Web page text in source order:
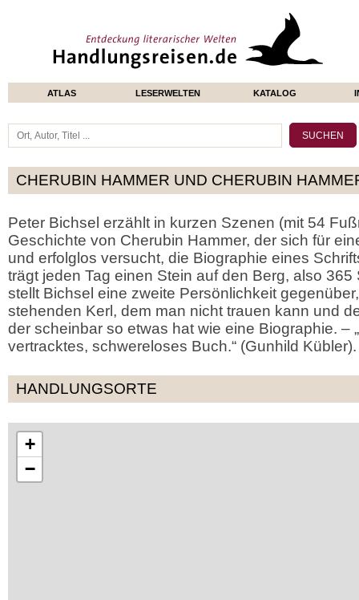
ATLAS LESERWELTEN KATALOG
CHERUBIN HAMMER UND CHERUBIN
Peter Bichsel erzählt in kurzen Szenen (mit 54
Geschichte von Cherubin Hammer, der sich für
und erfolglos versucht, die Biographie eines
trägt jeden Tag einen Stein auf den Berg, also 365
stellt Bichsel eine zweite Persönlichkeit
stehenden Kerl, dem man nicht trauen kann und
der scheinbar so etwas hat wie eine Biographie. –
vertracktes, schwereloses Buch.“ (Gunhild Kübler).
HANDLUNGSORTE
+
−